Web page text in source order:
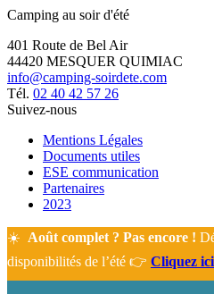
Camping au soir d'été
401 Route de Bel Air
44420 MESQUER QUIMIAC
info@camping-soirdete.com
Tél. 02 40 42 57 26
Suivez-nous
Mentions Légales
Documents utiles
ESE communication
Partenaires
2023
☀️ Août complet ? Pas encore !
disponibilités de l’été 👉 Cliquez ici